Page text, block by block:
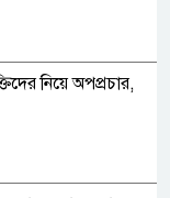
নিয়ে অপপ্রচার,